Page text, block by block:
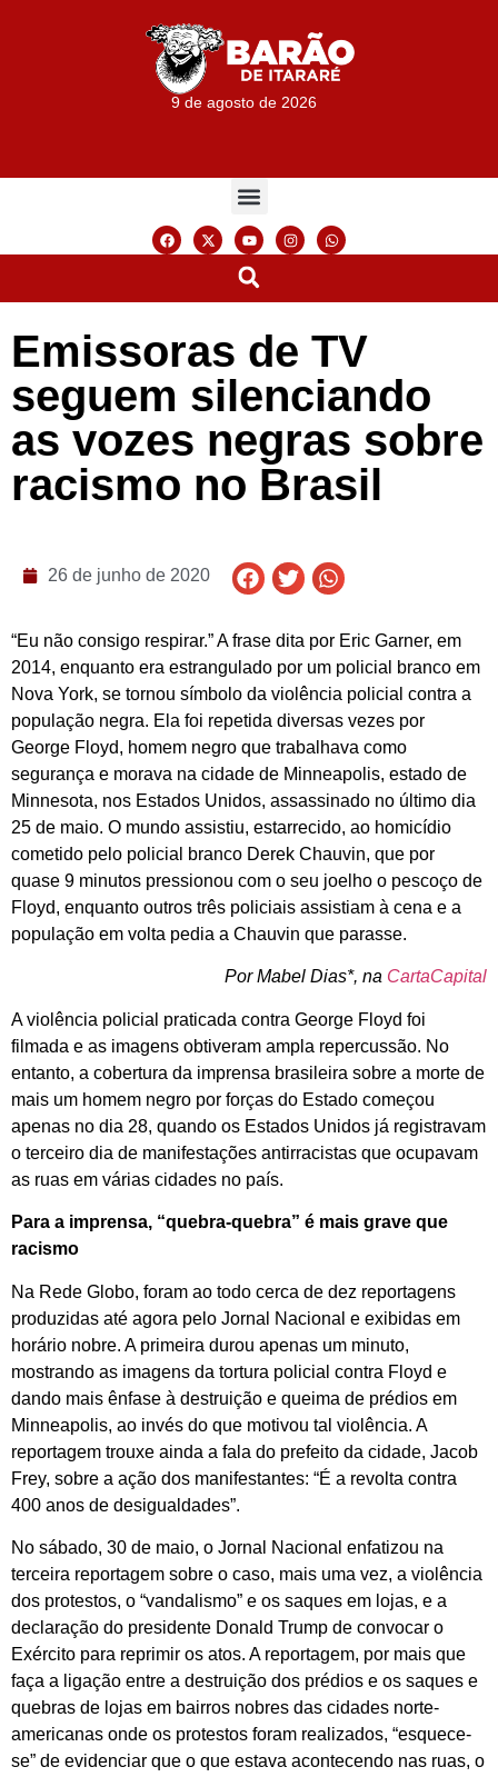
9 de agosto de 2026
Emissoras de TV
seguem silenciando
as vozes negras sobre
racismo no Brasil
26 de junho de 2020
“Eu não consigo respirar.” A frase dita por Eric Garner, em
2014, enquanto era estrangulado por um policial branco em
Nova York, se tornou símbolo da violência policial contra a
população negra. Ela foi repetida diversas vezes por
George Floyd, homem negro que trabalhava como
segurança e morava na cidade de Minneapolis, estado de
Minnesota, nos Estados Unidos, assassinado no último dia
25 de maio. O mundo assistiu, estarrecido, ao homicídio
cometido pelo policial branco Derek Chauvin, que por
quase 9 minutos pressionou com o seu joelho o pescoço de
Floyd, enquanto outros três policiais assistiam à cena e a
população em volta pedia a Chauvin que parasse.
Por Mabel Dias*, na CartaCapital
A violência policial praticada contra George Floyd foi
filmada e as imagens obtiveram ampla repercussão. No
entanto, a cobertura da imprensa brasileira sobre a morte de
mais um homem negro por forças do Estado começou
apenas no dia 28, quando os Estados Unidos já registravam
o terceiro dia de manifestações antirracistas que ocupavam
as ruas em várias cidades no país.
Para a imprensa, “quebra-quebra” é mais grave que
racismo
Na Rede Globo, foram ao todo cerca de dez reportagens
produzidas até agora pelo Jornal Nacional e exibidas em
horário nobre. A primeira durou apenas um minuto,
mostrando as imagens da tortura policial contra Floyd e
dando mais ênfase à destruição e queima de prédios em
Minneapolis, ao invés do que motivou tal violência. A
reportagem trouxe ainda a fala do prefeito da cidade, Jacob
Frey, sobre a ação dos manifestantes: “É a revolta contra
400 anos de desigualdades”.
No sábado, 30 de maio, o Jornal Nacional enfatizou na
terceira reportagem sobre o caso, mais uma vez, a violência
dos protestos, o “vandalismo” e os saques em lojas, e a
declaração do presidente Donald Trump de convocar o
Exército para reprimir os atos. A reportagem, por mais que
faça a ligação entre a destruição dos prédios e os saques e
quebras de lojas em bairros nobres das cidades norte-
americanas onde os protestos foram realizados, “esquece-
se” de evidenciar que o que estava acontecendo nas ruas, o